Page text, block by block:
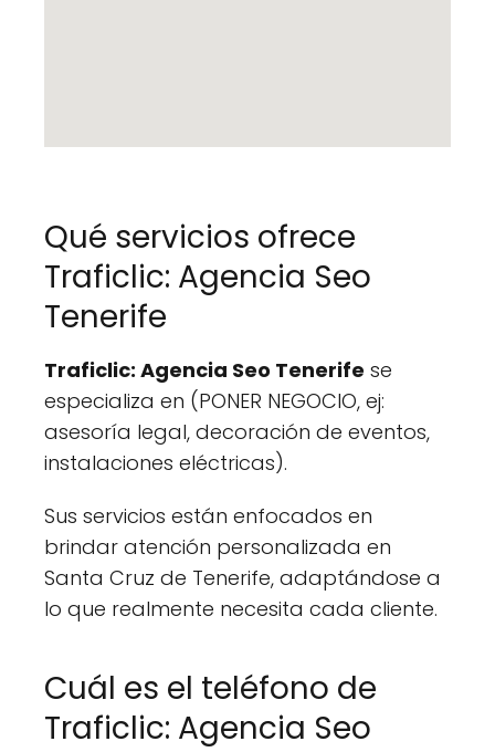
Qué servicios ofrece
Traficlic: Agencia Seo
Tenerife
Traficlic: Agencia Seo Tenerife se
especializa en (PONER NEGOCIO, ej:
asesoría legal, decoración de eventos,
instalaciones eléctricas).
Sus servicios están enfocados en
brindar atención personalizada en
Santa Cruz de Tenerife, adaptándose a
lo que realmente necesita cada cliente.
Cuál es el teléfono de
Traficlic: Agencia Seo